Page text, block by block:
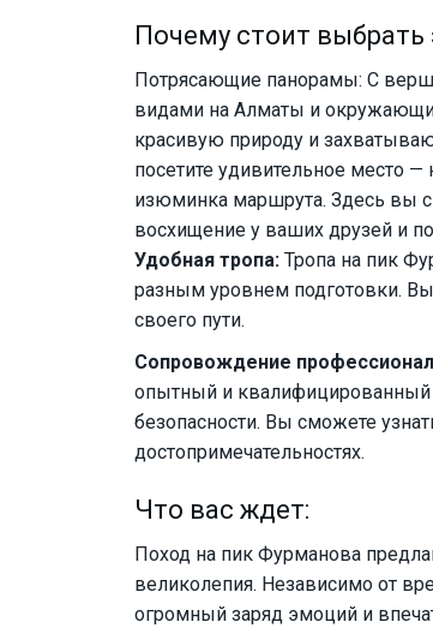
Почему стоит выбрать
Потрясающие панорамы: С
видами на Алматы и
красивую природу и
посетите удивительное место
изюминка маршрута. Здесь вы
восхищение у ваших друзей и
Удобная тропа: Тропа на пик
разным уровнем подготовки.
своего пути.
Сопровождение
опытный и квалифицированный
безопасности. Вы сможете
достопримечательностях.
Что вас ждет:
Поход на пик Фурманова
великолепия. Независимо от
огромный заряд эмоций и